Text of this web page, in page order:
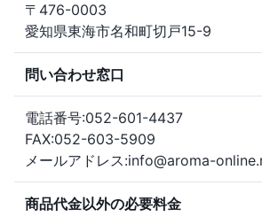
〒476-0003
愛知県東海市名和町切戸15-9
問い合わせ窓口
電話番号:052-601-4437
FAX:052-603-5909
メールアドレス:info@aroma-
商品代金以外の必要料金